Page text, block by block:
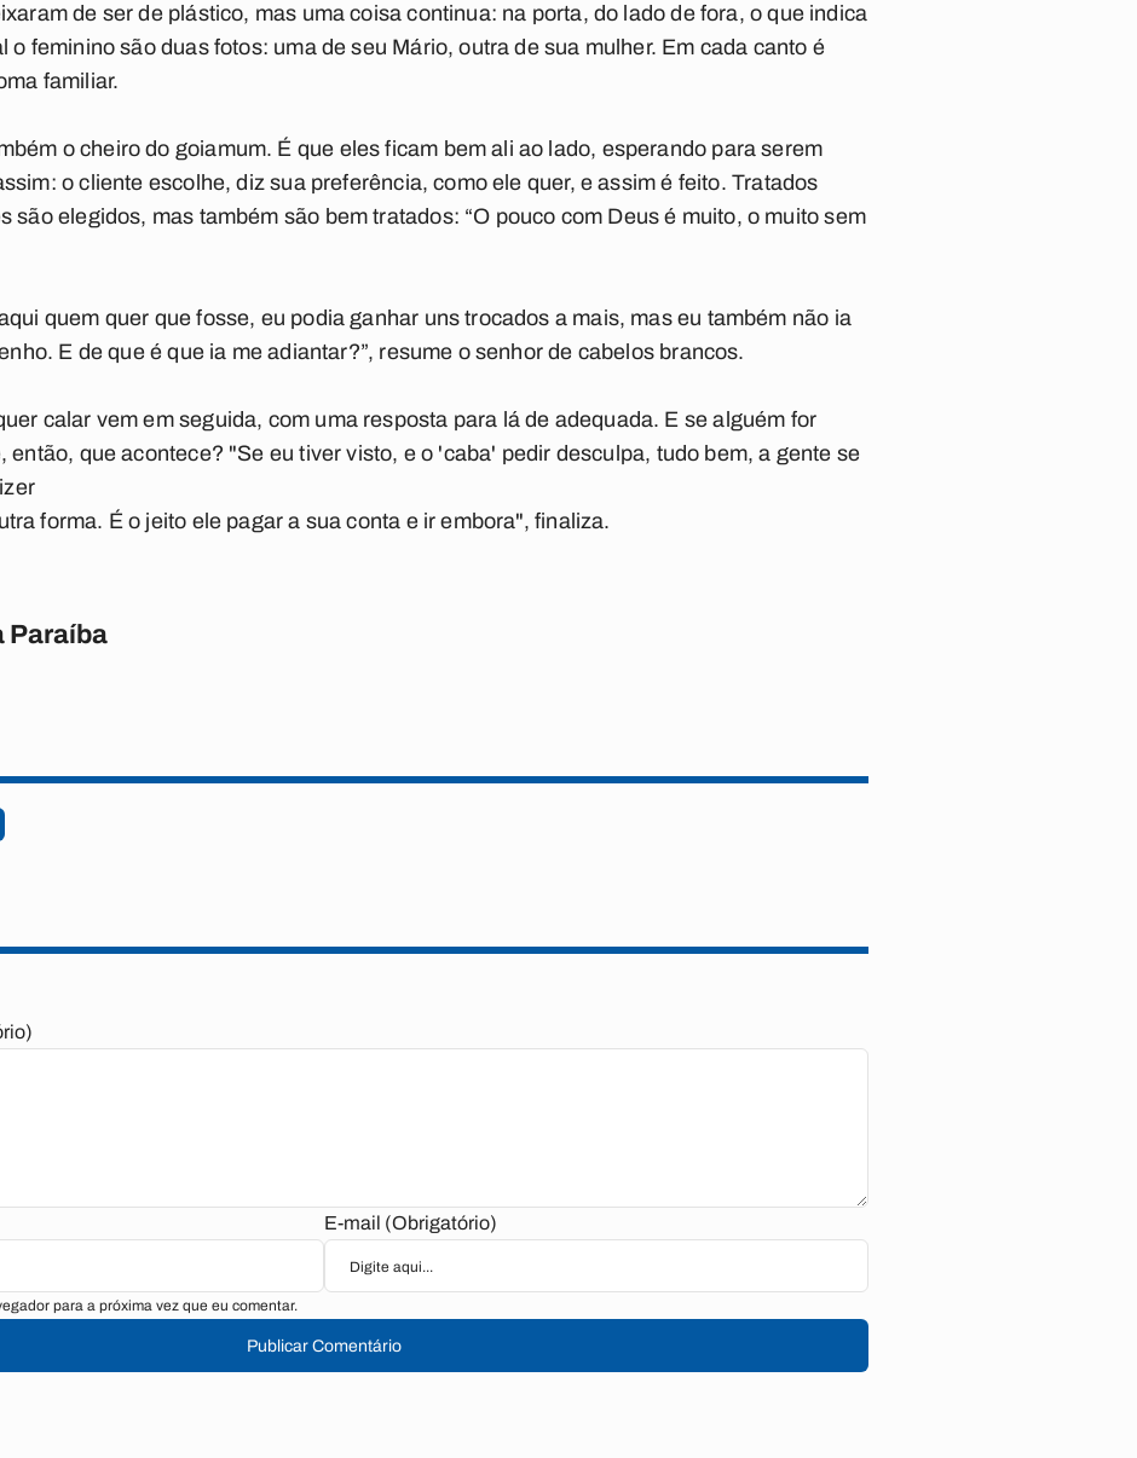
de ser de plástico, mas uma coisa continua: na porta, do lado de fora, o que indica
o feminino são duas fotos: uma de seu Mário, outra de sua mulher. Em cada canto é
familiar.
o cheiro do goiamum. É que eles ficam bem ali ao lado, esperando para serem
o cliente escolhe, diz sua preferência, como ele quer, e assim é feito. Tratados
são elegidos, mas também são bem tratados: “O pouco com Deus é muito, o muito sem
quem quer que fosse, eu podia ganhar uns trocados a mais, mas eu também não ia
E de que é que ia me adiantar?”, resume o senhor de cabelos brancos.
calar vem em seguida, com uma resposta para lá de adequada. E se alguém for
então, que acontece? "Se eu tiver visto, e o 'caba' pedir desculpa, tudo bem, a gente se
forma. É o jeito ele pagar a sua conta e ir embora", finaliza.
Paraíba
E-mail (Obrigatório)
para a próxima vez que eu comentar.
Publicar Comentário